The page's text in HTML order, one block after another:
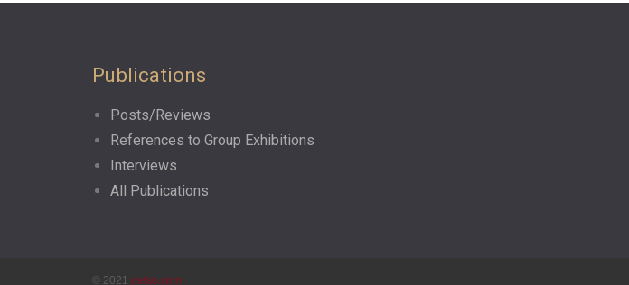
Publications
Posts/Reviews
References to Group Exhibitions
Interviews
All Publications
© 2021 gefso.com